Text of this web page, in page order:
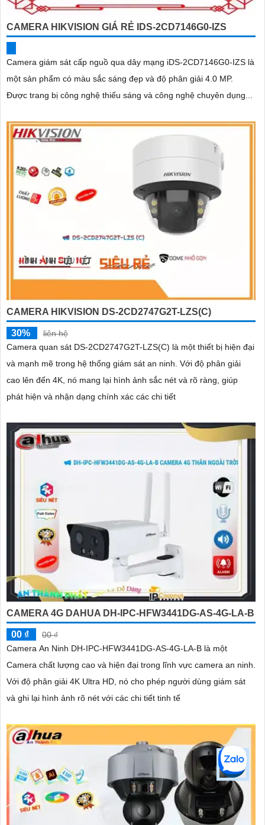
CAMERA HIKVISION GIÁ RẺ IDS-2CD7146G0-IZS
Camera giám sát cấp nguồ qua dây mạng iDS-2CD7146G0-IZS là
một sản phẩm có màu sắc sáng đẹp và độ phân giải 4.0 MP.
Được trang bị công nghệ thiếu sáng và công nghệ chuyên dụng...
CAMERA HIKVISION DS-2CD2747G2T-LZS(C)
30%
liên hệ
Camera quan sát DS-2CD2747G2T-LZS(C) là một thiết bị hiện đại
và mạnh mẽ trong hệ thống giám sát an ninh. Với độ phân giải
cao lên đến 4K, nó mang lại hình ảnh sắc nét và rõ ràng, giúp
phát hiện và nhận dạng chính xác các chi tiết
CAMERA 4G DAHUA DH-IPC-HFW3441DG-AS-4G-LA-B
00 ₫
00 ₫
Camera An Ninh DH-IPC-HFW3441DG-AS-4G-LA-B là một
Camera chất lượng cao và hiện đại trong lĩnh vực camera an ninh.
Với độ phân giải 4K Ultra HD, nó cho phép người dùng giám sát
và ghi lại hình ảnh rõ nét với các chi tiết tinh tế